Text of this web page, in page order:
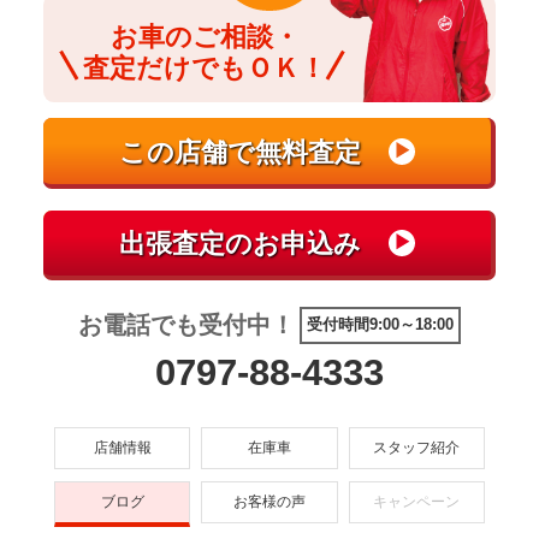
お車のご相談・
査定だけでもＯＫ！
お電話でも受付中！ 受付時間9:00～18:00
0797-88-4333
店舗情報 在庫車 スタッフ紹介
ブログ お客様の声 キャンペーン